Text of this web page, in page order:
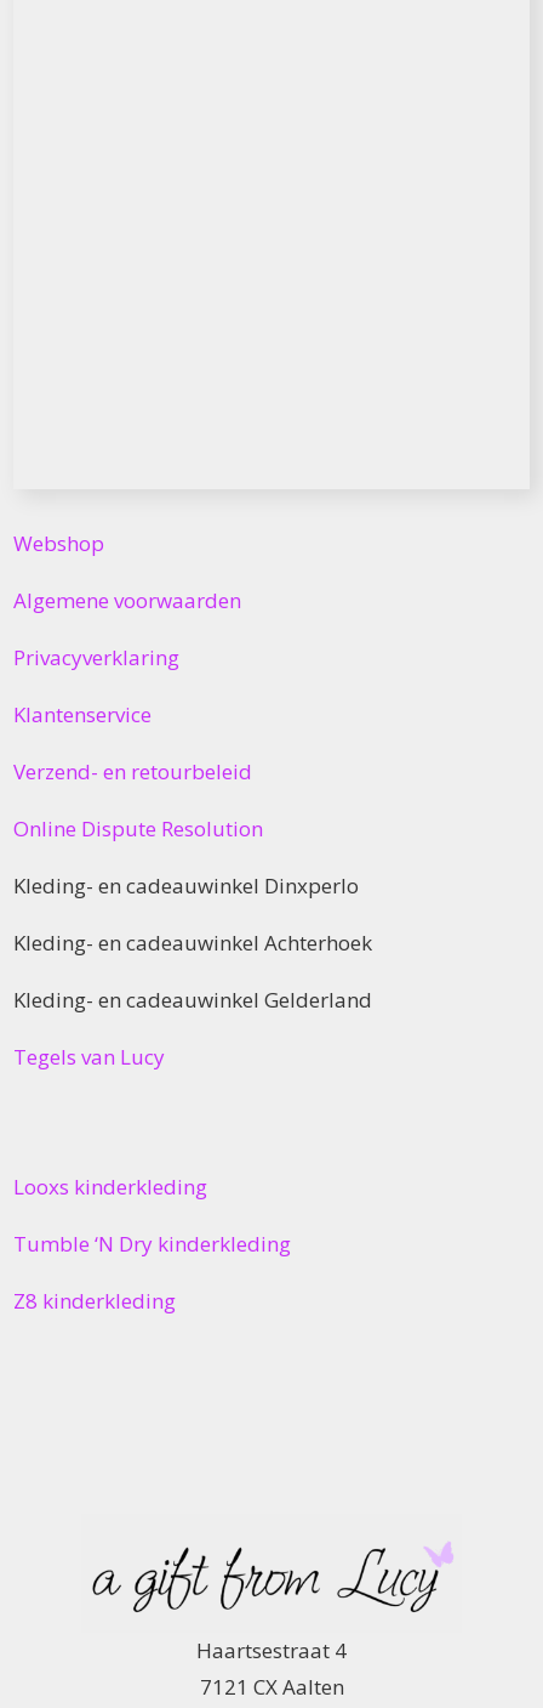
Webshop
Algemene voorwaarden
Privacyverklaring
Klantenservice
Verzend- en retourbeleid
Online Dispute Resolution
Kleding- en cadeauwinkel Dinxperlo
Kleding- en cadeauwinkel Achterhoek
Kleding- en cadeauwinkel Gelderland
Tegels van Lucy
Looxs kinderkleding
Tumble ‘N Dry kinderkleding
Z8 kinderkleding
Haartsestraat 4
7121 CX Aalten